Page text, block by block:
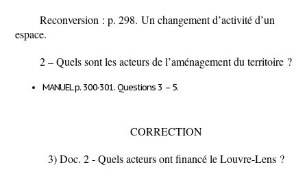
Reconversion : p. 298. Un changement d’activité d’un
espace.
2 –Quels sont les acteurs de l’aménagement du territoire ?
MANUEL p. 300-301. Questions 3 – 5.
CORRECTION
3)Doc. 2- Quels acteurs ont financé le Louvre-Lens ?